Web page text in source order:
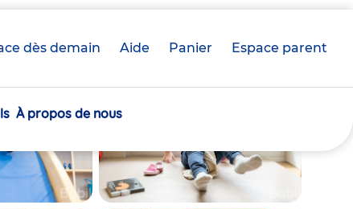
dès demain Aide Panier crèche(s)
Espace parent
À propos de nous